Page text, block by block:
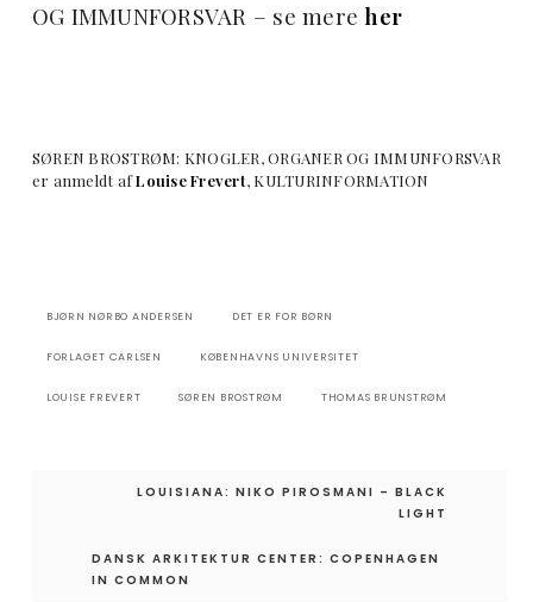
OG IMMUNFORSVAR – se mereher
SØREN BROSTRØM: KNOGLER, ORGANER OG IMMUNFORSVAR
er anmeldt afLouise Frevert, KULTURINFORMATION
BJØRN NØRBO ANDERSEN DET ER FOR BØRN
FORLAGET CARLSEN KØBENHAVNS UNIVERSITET
LOUISE FREVERT SØREN BROSTRØM THOMAS BRUNSTRØM
Indlægsnavigation
LOUISIANA: NIKO PIROSMANI – BLACK
LIGHT
DANSK ARKITEKTUR CENTER: COPENHAGEN
IN COMMON